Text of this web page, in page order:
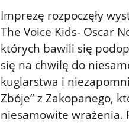
Imprezę rozpoczęły
The Voice Kids- Oscar
których bawili się
się na chwilę do
kuglarstwa i
Zbóje” z Zakopanego,
niesamowite wrażenia.